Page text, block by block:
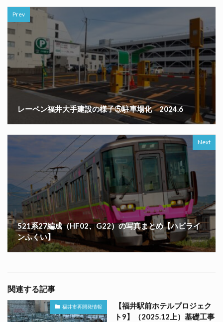
Prev
レーベン福井大手建設の様子⑤駐車場化 2024.6
Next
521系27編成（HF02、G22）の写真まとめ【ハピライ
ンふくい】
関連する記事
福井市再開発情報
【福井駅前ホテルプロジェク
ト9】（2025.12上）基礎工事